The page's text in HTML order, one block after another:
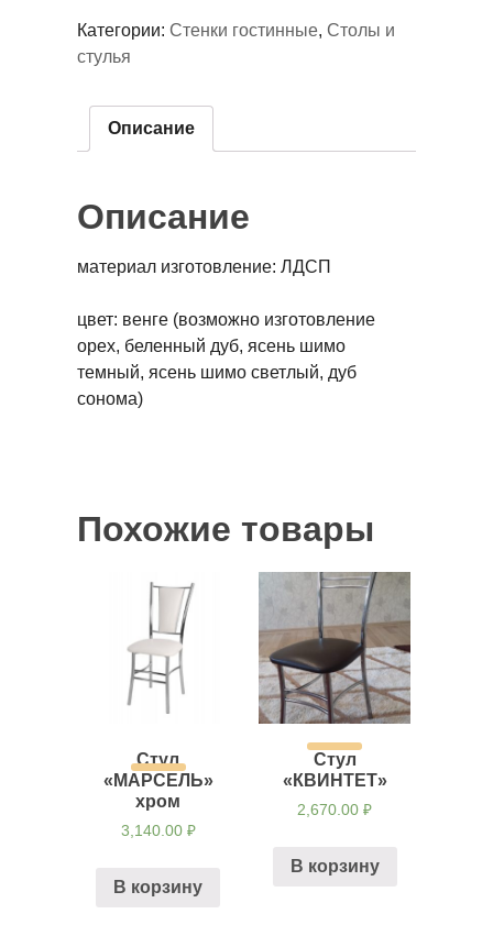
Категории: Стенки гостинные, Столы и
стулья
Описание
Описание
материал изготовление: ЛДСП
цвет: венге (возможно изготовление
орех, беленный дуб, ясень шимо
темный, ясень шимо светлый, дуб
сонома)
Похожие товары
Стул
«МАРСЕЛЬ»
хром
3,140.00 ₽
В корзину
Стул
«КВИНТЕТ»
2,670.00₽
В корзину